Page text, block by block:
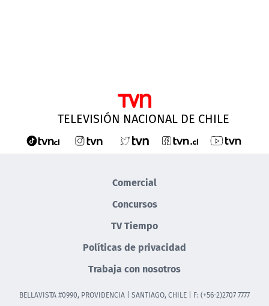
TELEVISIÓN NACIONAL DE CHILE
Comercial
Concursos
TV Tiempo
Políticas de privacidad
Trabaja con nosotros
BELLAVISTA #0990, PROVIDENCIA | SANTIAGO, CHILE | F: (+56-2)2707 7777